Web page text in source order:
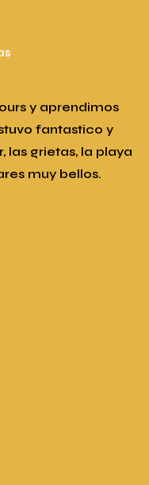
y aprendimos
fantastico y
las grietas, la playa
muy bellos.